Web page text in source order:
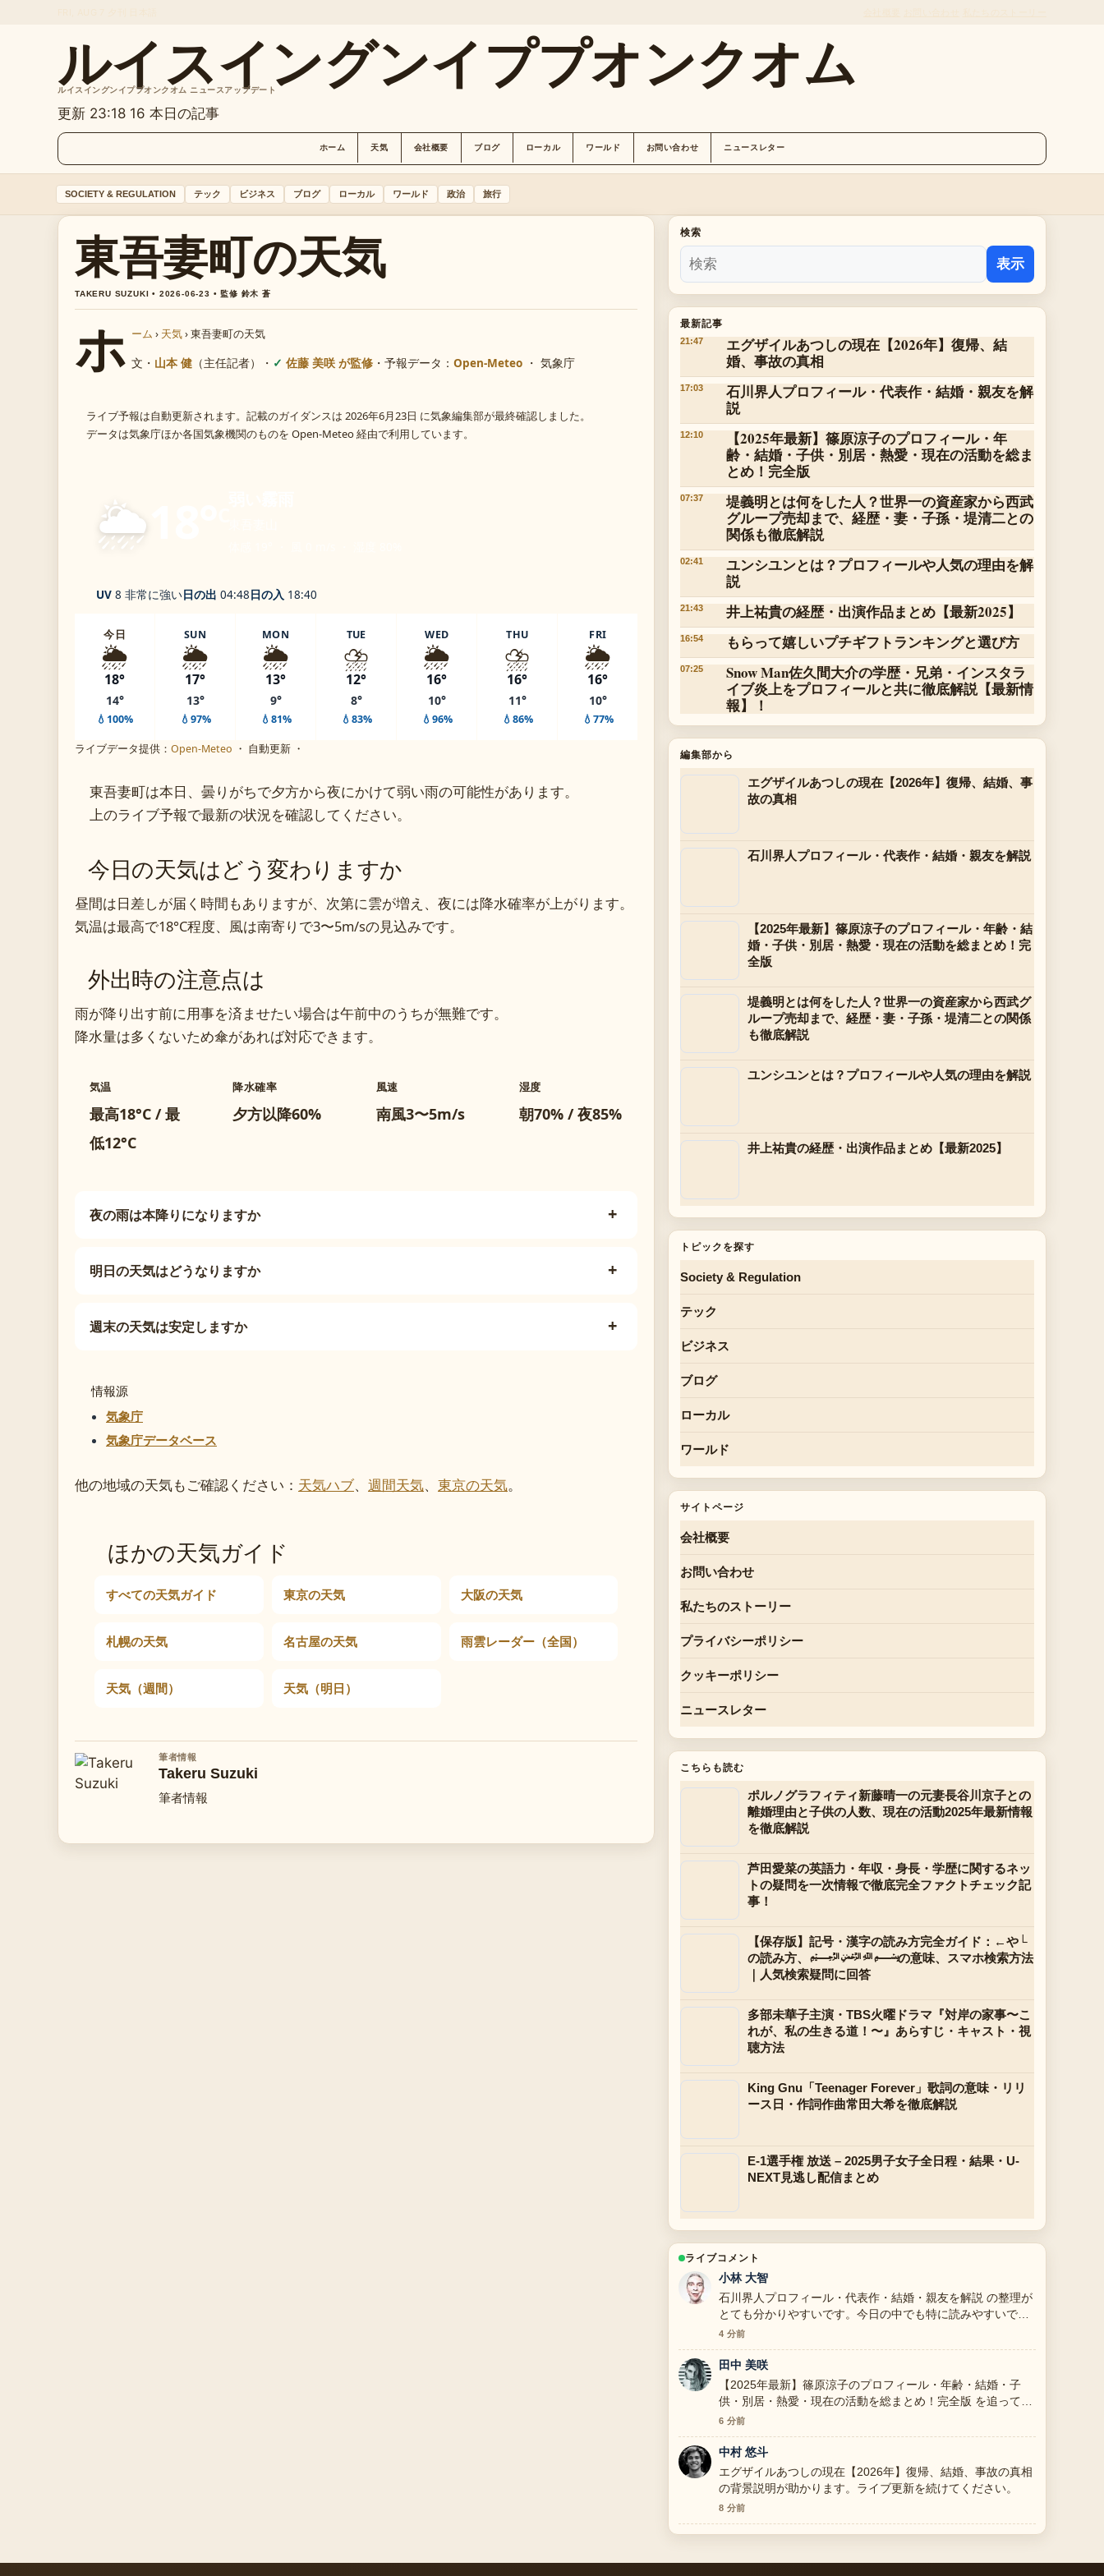
ルイスイングンイププオンクオム
ルイスイングンイププオンクオム ニュースアップデート
更新 23:18 16 本日の記事
ホーム 天気 会社概要 ブログ ローカル ワールド お問い合わせ ニュースレター
SOCIETY & REGULATION テック ビジネス ブログ ローカル ワールド 政治 旅行
東吾妻町の天気
TAKERU SUZUKI • 2026-06-23 • 監修 鈴木 蒼
ホ ーム › 天気›東吾妻町の天気
文・ 山本 健 （主任記者） ・ 佐藤 美咲 が監修 ・ 予報データ： Open-Meteo ・ 気象庁
ライブ予報は自動更新されます。記載のガイダンスは 2026年6月23日 に気象編集部が最終確認しました。
データは気象庁ほか各国気象機関のものを Open-Meteo 経由で利用しています。
🌦️
UV 8 非常に強い日の出 04:48日の入 18:40
今日
🌦️
18°
14°
💧100%
SUN
🌦️
17°
13°
💧97%
MON
🌦️
13°
9°
💧81%
TUE
⛈️
12°
8°
💧83%
WED
🌦️
16°
10°
💧96%
THU
⛈️
16°
11°
💧86%
FRI
🌦️
16°
10°
💧77%
ライブデータ提供： Open-Meteo ・ 自動更新 ・
東吾妻町は本日、曇りがちで夕方から夜にかけて弱い雨の可能性があります。
上のライブ予報で最新の状況を確認してください。
今日の天気はどう変わりますか
昼間は日差しが届く時間もありますが、次第に雲が増え、夜には降水確率が上がります。
気温は最高で18°C程度、風は南寄りで3〜5m/sの見込みです。
外出時の注意点は
雨が降り出す前に用事を済ませたい場合は午前中のうちが無難です。
降水量は多くないため傘があれば対応できます。
気温
最高18°C / 最
低12°C
降水確率
夕方以降60%
風速
南風3〜5m/s
湿度
朝70% / 夜85%
夜の雨は本降りになりますか
明日の天気はどうなりますか
週末の天気は安定しますか
情報源
気象庁
気象庁データベース
他の地域の天気もご確認ください： 天気ハブ、 週間天気、 東京の天気。
ほかの天気ガイド
すべての天気ガイド 東京の天気 大阪の天気
札幌の天気 名古屋の天気 雨雲レーダー（全国）
天気（週間） 天気（明日）
筆者情報
Takeru Suzuki
筆者情報
検索
表示
最新記事
21:47
エグザイルあつしの現在【2026年】復帰、結
婚、事故の真相
17:03
石川界人プロフィール・代表作・結婚・親友を解
説
12:10
【2025年最新】篠原涼子のプロフィール・年
齢・結婚・子供・別居・熱愛・現在の活動を総ま
とめ！完全版
07:37
堤義明とは何をした人？世界一の資産家から西武
グループ売却まで、経歴・妻・子孫・堤清二との
関係も徹底解説
02:41
ユンシユンとは？プロフィールや人気の理由を解
説
21:43 井上祐貴の経歴・出演作品まとめ【最新2025】
16:54 もらって嬉しいプチギフトランキングと選び方
07:25
Snow Man佐久間大介の学歴・兄弟・インスタラ
イブ炎上をプロフィールと共に徹底解説【最新情
報】！
編集部から
エグザイルあつしの現在【2026年】復帰、結婚、事
故の真相
石川界人プロフィール・代表作・結婚・親友を解説
【2025年最新】篠原涼子のプロフィール・年齢・結
婚・子供・別居・熱愛・現在の活動を総まとめ！完
全版
堤義明とは何をした人？世界一の資産家から西武グ
ループ売却まで、経歴・妻・子孫・堤清二との関係
も徹底解説
ユンシユンとは？プロフィールや人気の理由を解説
井上祐貴の経歴・出演作品まとめ【最新2025】
トピックを探す
Society & Regulation
テック
ビジネス
ブログ
ローカル
ワールド
サイトページ
会社概要
お問い合わせ
私たちのストーリー
プライバシーポリシー
クッキーポリシー
ニュースレター
こちらも読む
ポルノグラフィティ新藤晴一の元妻長谷川京子との
離婚理由と子供の人数、現在の活動2025年最新情報
を徹底解説
芦田愛菜の英語力・年収・身長・学歴に関するネッ
トの疑問を一次情報で徹底完全ファクトチェック記
事！
【保存版】記号・漢字の読み方完全ガイド：←や└
の読み方、﷽の意味、スマホ検索方法
｜人気検索疑問に回答
多部未華子主演・TBS火曜ドラマ『対岸の家事〜こ
れが、私の生きる道！〜』あらすじ・キャスト・視
聴方法
King Gnu「Teenager Forever」歌詞の意味・リリ
ース日・作詞作曲常田大希を徹底解説
E-1選手権 放送 – 2025男子女子全日程・結果・U-
NEXT見逃し配信まとめ
ライブコメント
小林 大智
石川界人プロフィール・代表作・結婚・親友を解説 の整理が
とても分かりやすいです。今日の中でも特に読みやすいで
す。
4 分前
田中 美咲
【2025年最新】篠原涼子のプロフィール・年齢・結婚・子
供・別居・熱愛・現在の活動を総まとめ！完全版 を追ってい
ますが、この解説は落ち着いていて信頼できます。
6 分前
中村 悠斗
エグザイルあつしの現在【2026年】復帰、結婚、事故の真相
の背景説明が助かります。ライブ更新を続けてください。
8 分前